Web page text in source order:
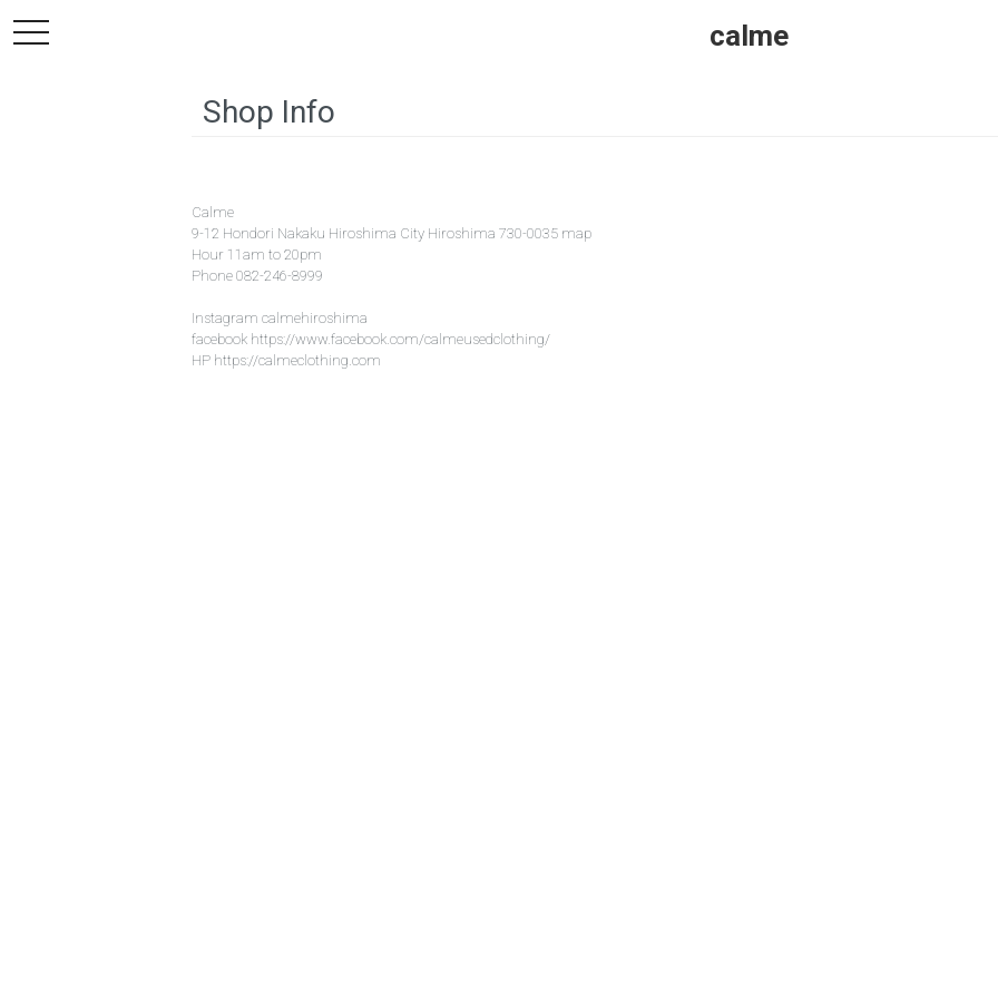
toggle
calme
Shop Info
Calme
9-12 Hondori Nakaku Hiroshima City Hiroshima 730-0035 map
Hour 11am to 20pm
Phone 082-246-8999
Instagram calmehiroshima
facebook https://www.facebook.com/calmeusedclothing/
HP https://calmeclothing.com